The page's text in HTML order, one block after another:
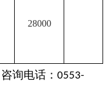
28000
询电话： 0553-